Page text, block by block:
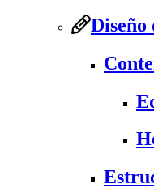
Diseño